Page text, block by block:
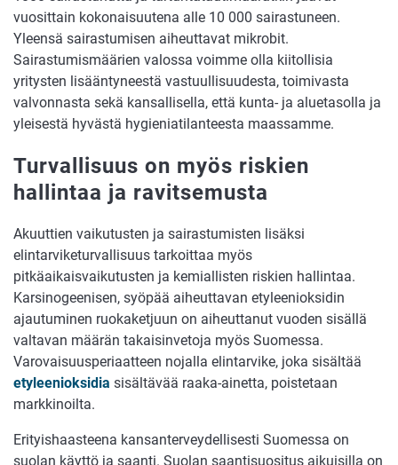
vuosittain kokonaisuutena alle 10 000 sairastuneen.
Yleensä sairastumisen aiheuttavat mikrobit.
Sairastumismäärien valossa voimme olla kiitollisia
yritysten lisääntyneestä vastuullisuudesta, toimivasta
valvonnasta sekä kansallisella, että kunta- ja aluetasolla ja
yleisestä hyvästä hygieniatilanteesta maassamme.
Turvallisuus on myös riskien
hallintaa ja ravitsemusta
Akuuttien vaikutusten ja sairastumisten lisäksi
elintarviketurvallisuus tarkoittaa myös
pitkäaikaisvaikutusten ja kemiallisten riskien hallintaa.
Karsinogeenisen, syöpää aiheuttavan etyleenioksidin
ajautuminen ruokaketjuun on aiheuttanut vuoden sisällä
valtavan määrän takaisinvetoja myös Suomessa.
Varovaisuusperiaatteen nojalla elintarvike, joka sisältää
etyleenioksidia sisältävää raaka-ainetta, poistetaan
markkinoilta.
Erityishaasteena kansanterveydellisesti Suomessa on
suolan käyttö ja saanti. Suolan saantisuositus aikuisilla on